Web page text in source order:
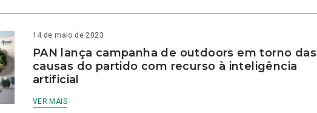
14 de maio de 2023
PAN lança campanha de outdoors em torno das
causas do partido com recurso à inteligência
artificial
VER MAIS